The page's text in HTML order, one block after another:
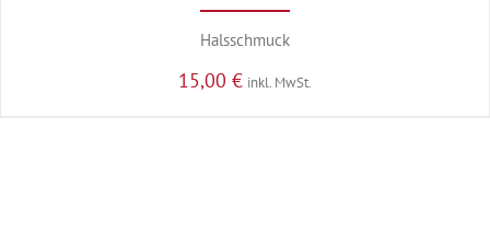
Halsschmuck
15,00 € inkl. MwSt.